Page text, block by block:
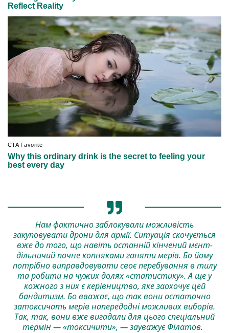
Нам фактично заблокували можливість
закуповувати дрони для армії. Ситуація скочується
вже до того, що навіть останній кінчений мєнт-
дільничий почне копняками ганяти мерів. Бо йому
потрібно виправдовувати своє перебування в тилу
та робити на чужих долях «статистику». А ще у
кожного з них є керівництво, яке заохочує цей
бандитизм. Бо вважає, що так вони остаточно
затоксичать мерів напередодні можливих виборів.
Так, так, вони вже вигадали для цього спеціальний
термін — «токсичити», — зауважує Філатов.